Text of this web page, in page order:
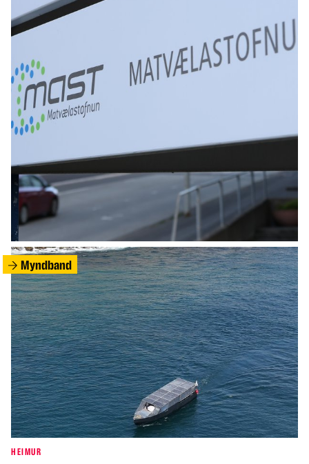
HEIMUR
Eldri kona kveikti í íbúð sinni þegar átti að
bera hana út
Myndband
HEIMUR